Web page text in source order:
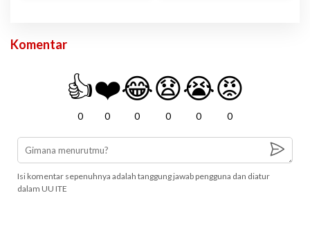
Komentar
👍
0
❤️
0
😂
0
😧
0
😭
0
😡
0
Isi komentar sepenuhnya adalah tanggung jawab pengguna dan diatur
dalam UU ITE